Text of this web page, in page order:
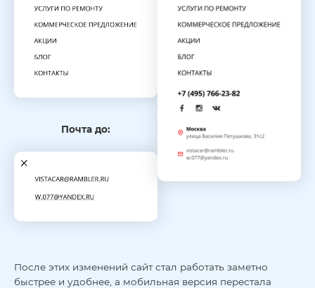
Почта до:
После этих изменений сайт стал работать заметно
быстрее и удобнее, а мобильная версия перестала